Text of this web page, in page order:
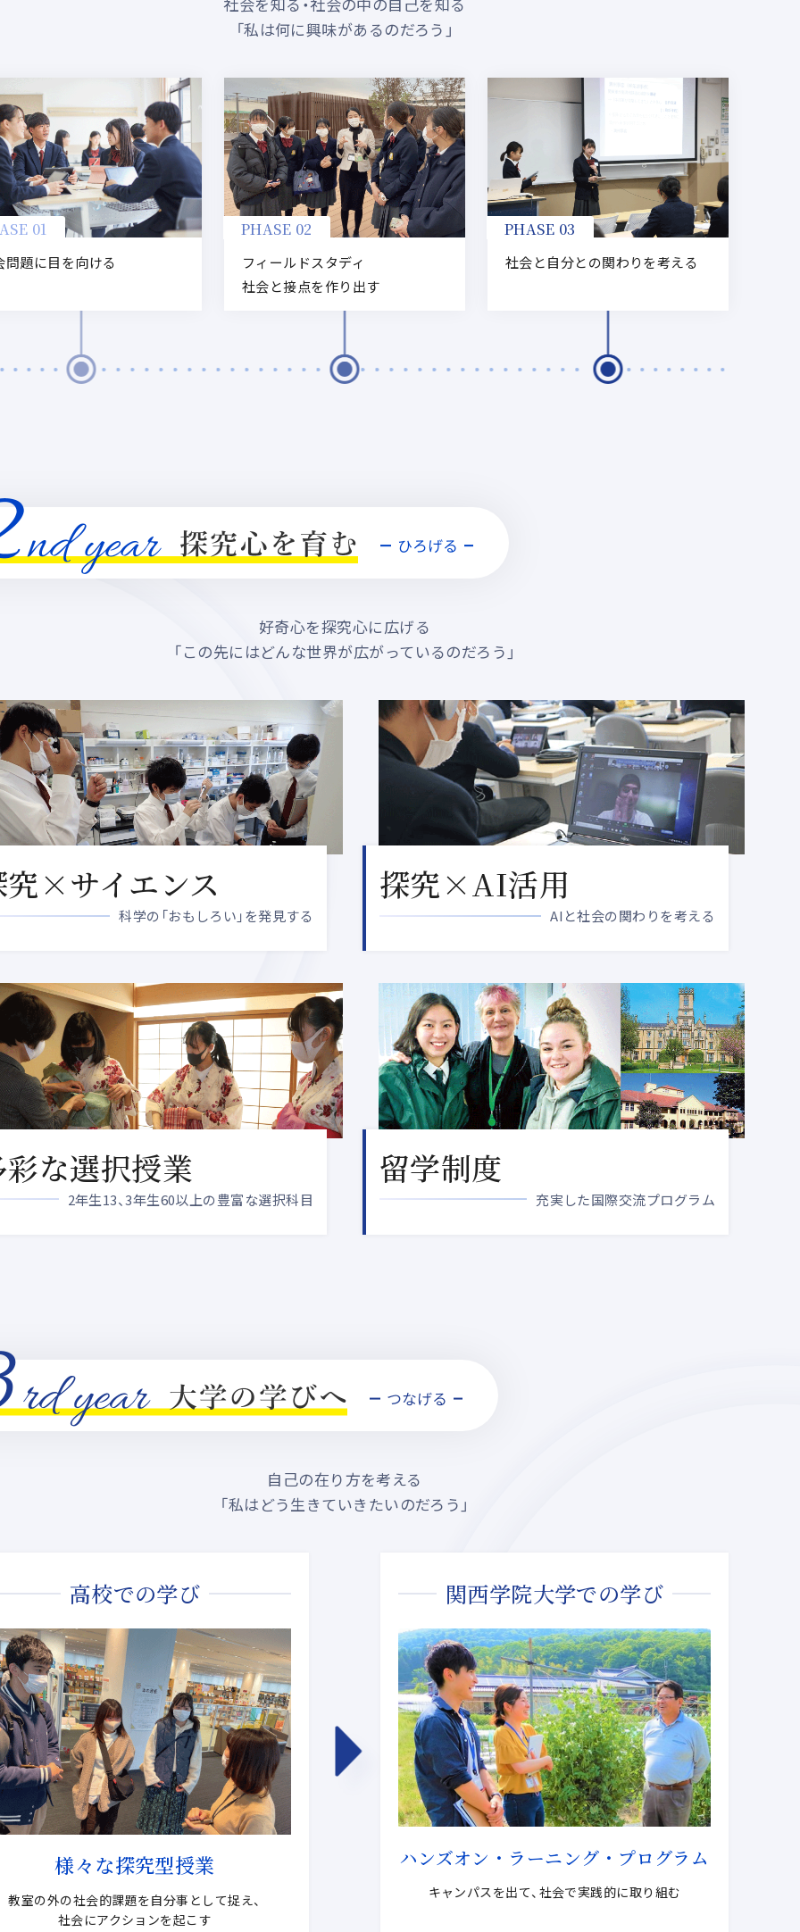
「私は何に興味があるのだろう」
01
問題に目を向ける
PHASE 02
フィールドスタディ
社会と接点を作り出す
PHASE 03
社会と自分との関わりを考える
好奇心を探究心に広げる
「この先にはどんな世界が広がっているのだろう」
究×サイエンス
科学の「おもしろい」を発見する
探究×AI活用
AIと社会の関わりを考える
な選択授業
2年生13、3年生60以上の豊富な選択科目
留学制度
充実した国際交流プログラム
自己の在り方を考える
「私はどう生きていきたいのだろう」
高校での学び
様々な探究型授業
教室の外の社会的課題を自分事として捉え、
社会にアクションを起こす
関西学院大学での学び
ハンズオン・ラーニング・プログラム
キャンパスを出て、社会で実践的に取り組む